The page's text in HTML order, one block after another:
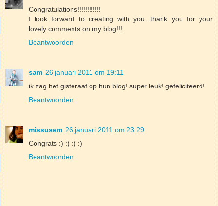
Congratulations!!!!!!!!!!!!
I look forward to creating with you...thank you for your
lovely comments on my blog!!!
Beantwoorden
sam 26 januari 2011 om 19:11
ik zag het gisteraaf op hun blog! super leuk! gefeliciteerd!
Beantwoorden
missusem 26 januari 2011 om 23:29
Congrats :) :) :) :)
Beantwoorden